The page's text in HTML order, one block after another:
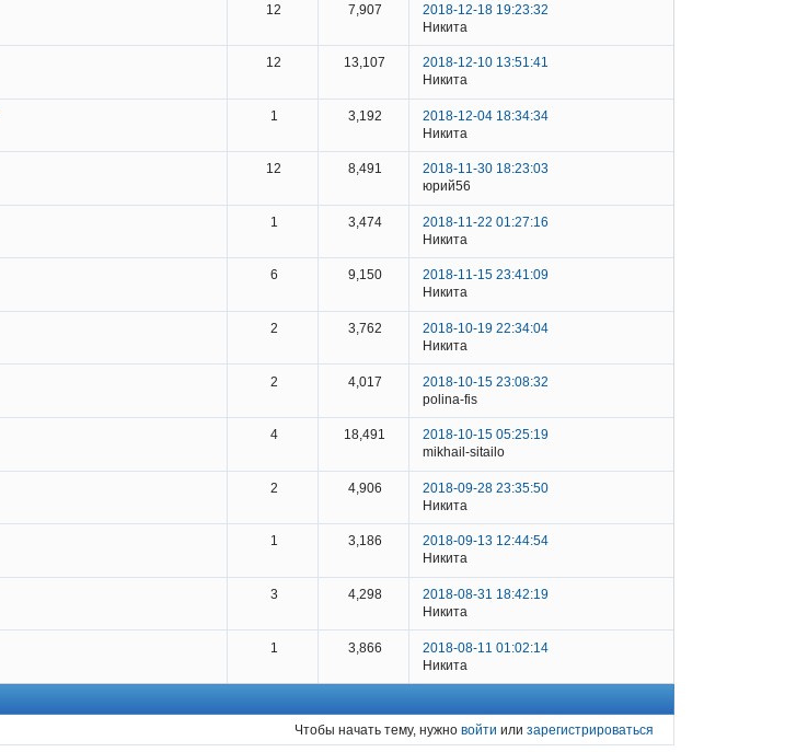
12 7,907
2018-12-18 19:23:32
Никита
12 13,107
2018-12-10 13:51:41
Никита
1 3,192
2018-12-04 18:34:34
Никита
12 8,491
2018-11-30 18:23:03
юрий56
1 3,474
2018-11-22 01:27:16
Никита
6 9,150
2018-11-15 23:41:09
Никита
2 3,762
2018-10-19 22:34:04
Никита
2 4,017
2018-10-15 23:08:32
polina-fis
4 18,491
2018-10-15 05:25:19
mikhail-sitailo
2 4,906
2018-09-28 23:35:50
Никита
1 3,186
2018-09-13 12:44:54
Никита
3 4,298
2018-08-31 18:42:19
Никита
1 3,866
2018-08-11 01:02:14
Никита
Чтобы начать тему, нужно войти или зарегистрироваться